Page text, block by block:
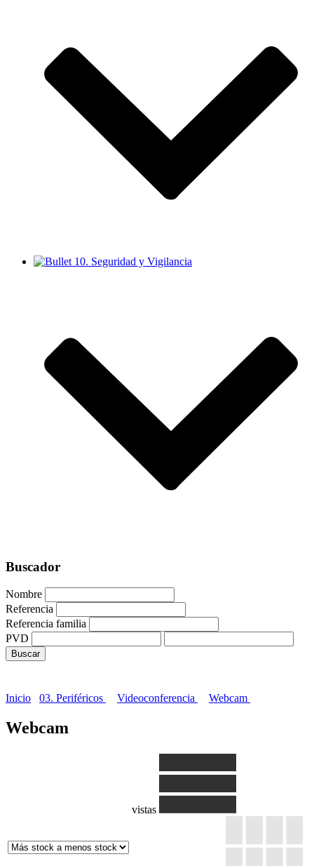
10. Seguridad y Vigilancia
Buscador
Nombre
Referencia
Referencia familia
PVD
Inicio 03. Periféricos Videoconferencia Webcam
Webcam
vistas